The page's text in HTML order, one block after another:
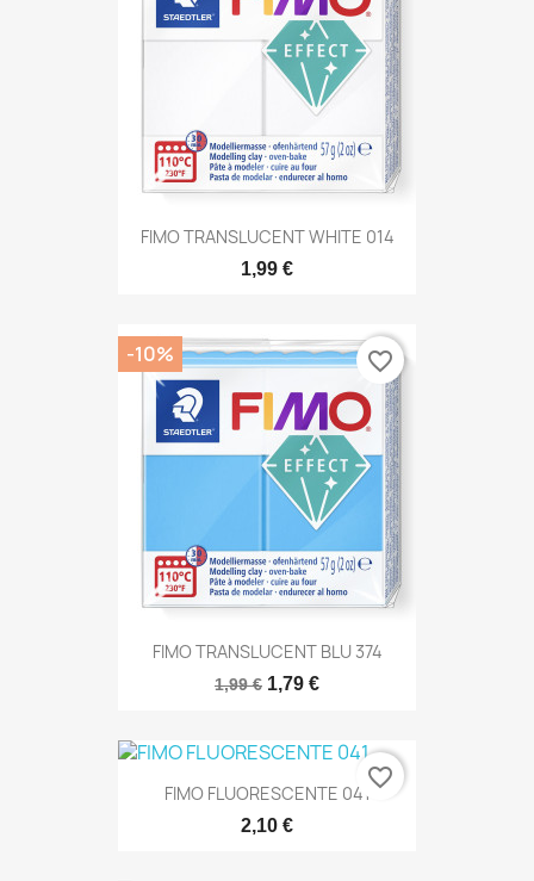
FIMO TRANSLUCENT WHITE 014
1,99 €
FIMO TRANSLUCENT BLU 374
1,99 € 1,79 €
-10% favorite_border
FIMO FLUORESCENTE 041
2,10 €
favorite_border